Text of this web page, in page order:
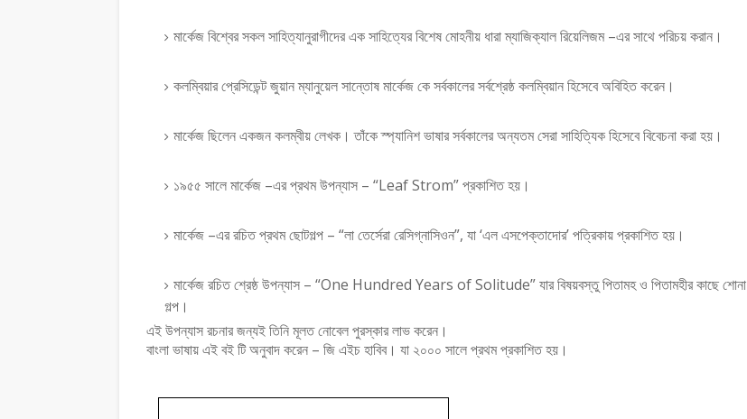
মার্কেজ বিশ্বের সকল সাহিত্যানুরাগীদের এক সাহিত্যের বিশেষ মোহনীয় ধারা ম্যাজিক্যাল রিয়েলিজম –এর সাথে পরিচয় করান।
কলম্বিয়ার প্রেসিডেন্ট জুয়ান ম্যানুয়েল সান্তোষ মার্কেজ কে সর্বকালের সর্বশ্রেষ্ঠ কলম্বিয়ান হিসেবে অবিহিত করেন।
মার্কেজ ছিলেন একজন কলম্বীয় লেখক। তাঁকে স্প্যানিশ ভাষার সর্বকালের অন্যতম সেরা সাহিত্যিক হিসেবে বিবেচনা করা হয়।
১৯৫৫ সালে মার্কেজ –এর প্রথম উপন্যাস – “Leaf Strom” প্রকাশিত হয়।
মার্কেজ –এর রচিত প্রথম ছোটগল্প – “লা তের্সেরা রেসিগ্নাসিওন”, যা ‘এল এসপেক্তাদোর’ পত্রিকায় প্রকাশিত হয়।
মার্কেজ রচিত শ্রেষ্ঠ উপন্যাস – “One Hundred Years of Solitude” যার বিষয়বস্তু পিতামহ ও পিতামহীর কাছে শোনা
গল্প।
এই উপন্যাস রচনার জন্যই তিনি মূলত নোবেল পুরস্কার লাভ করেন।
বাংলা ভাষায় এই বই টি অনুবাদ করেন – জি এইচ হাবিব। যা ২০০০ সালে প্রথম প্রকাশিত হয়।